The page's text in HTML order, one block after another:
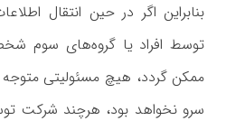
بنابراین اگر در حین انتقال
توسط افراد یا گروه‌های سوم
ممکن گردد، هیچ مسئولیتی
سرو نخواهد بود، هرچند شرکت